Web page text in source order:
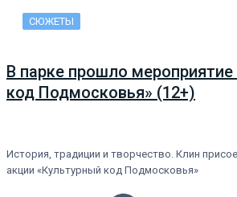
СЮЖЕТЫ
В парке прошло мероприятие
код Подмосковья» (12+)
История, традиции и творчество. Клин
акции «Культурный код Подмосковья»